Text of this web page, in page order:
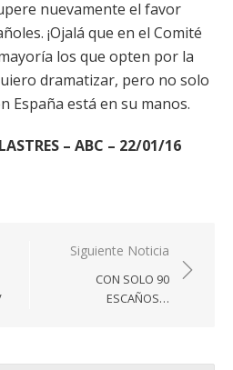
nuevamente el favor
¡Ojalá que en el Comité
los que opten por la
dramatizar, pero no solo
España está en su manos.
– ABC – 22/01/16
Siguiente Noticia
CON SOLO 90
ESCAÑOS…